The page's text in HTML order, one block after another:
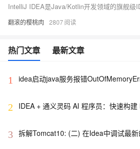
翻滚的樱桃肉 2807
热门文章 最新文章
1
idea启动java服务报错
2
IDEA + 通义灵码 AI 程序员：快速构
3 拆解Tomcat10: (二) 在Idea中调试最